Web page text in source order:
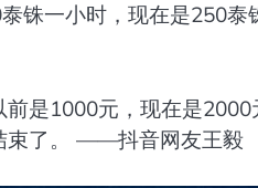
铢一小时，现在是250
是1000元，现在是
束了。 ——抖音网友王毅